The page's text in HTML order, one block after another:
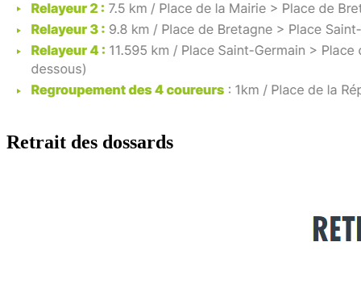
Retrait des dossards